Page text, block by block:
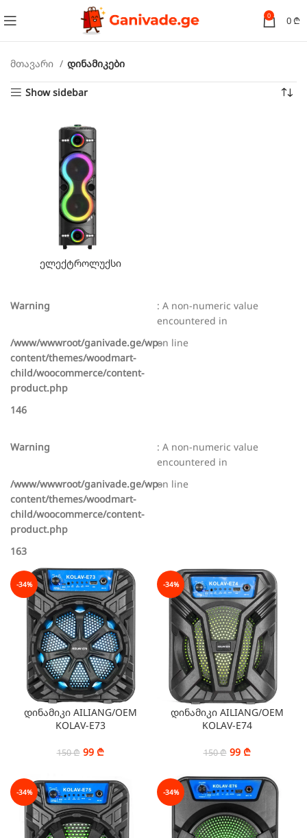
0 0 ₾
მთავარი დინამიკები
Show sidebar
ელექტროლუქსი
Warning
: A non-numeric value
encountered in
/www/wwwroot/ganivade.ge/wp-
content/themes/woodmart-
child/woocommerce/content-
product.php
on line
146
Warning
: A non-numeric value
encountered in
/www/wwwroot/ganivade.ge/wp-
content/themes/woodmart-
child/woocommerce/content-
product.php
on line
163
-34%
დინამიკი AILIANG/OEM
KOLAV-E73
150₾ 99 ₾
-34%
დინამიკი AILIANG/OEM
KOLAV-E74
150₾ 99 ₾
-34% -34%